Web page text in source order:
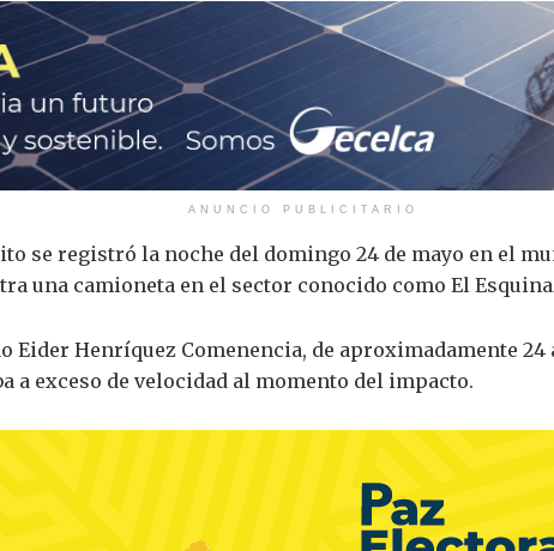
ANUNCIO PUBLICITARIO
se registró la noche del domingo 24 de mayo en el
una camioneta en el sector conocido como El
Henríquez Comenencia, de aproximadamente 24
a exceso de velocidad al momento del impacto.